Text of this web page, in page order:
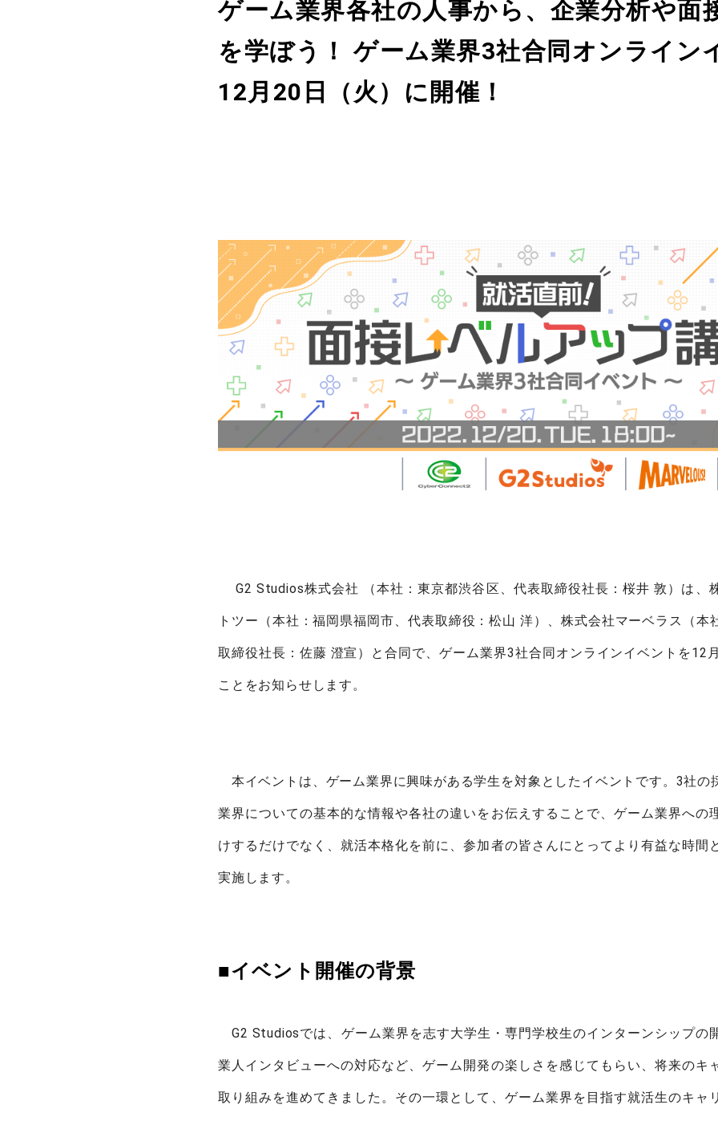
ゲーム業界各社の人事から、企業分析や面
を学ぼう！ ゲーム業界3社合同オンライン
12月20日（火）に開催！
G2 Studios株式会社 （本社：東京都渋谷区、代表取締役社長：桜井 敦）は、
トツー（本社：福岡県福岡市、代表取締役：松山 洋）、株式会社マーベラス（本
取締役社長：佐藤 澄宣）と合同で、ゲーム業界3社合同オンラインイベントを12
ことをお知らせします。
本イベントは、ゲーム業界に興味がある学生を対象としたイベントです。3社の
業界についての基本的な情報や各社の違いをお伝えすることで、ゲーム業界への
けするだけでなく、就活本格化を前に、参加者の皆さんにとってより有益な時間
実施します。
■イベント開催
G2 Studiosでは、ゲーム業界を志す大学生・専門学校生のインターンシップの
業人インタビューへの対応など、ゲーム開発の楽しさを感じてもらい、将来のキ
取り組みを進めてきました。その一環として、ゲーム業界を目指す就活生のキャ